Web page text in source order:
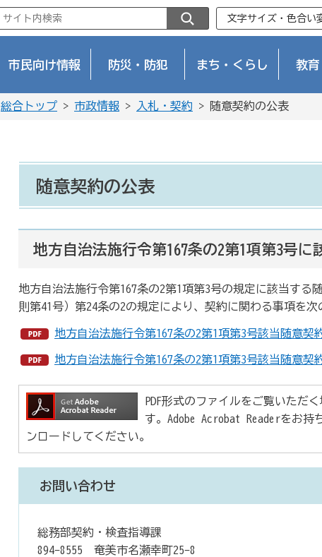
文字サイズ・色合い
市民向け情報 防災・防犯 まち・くらし 教育
総合トップ > 市政情報 > 入札・契約 > 随意契約の公表
随意契約の公表
地方自治法施行令第167条の2第1項第3号に
地方自治法施行令第167条の2第1項第3号の規定に該当する
則第41号）第24条の2の規定により、契約に関わる事項を次
地方自治法施行令第167条の2第1項第3号該当随意契
地方自治法施行令第167条の2第1項第3号該当随意契
PDF形式のファイルをご覧いただ
す。Adobe Acrobat Readerをお持
ンロードしてください。
お問い合わせ
総務部契約・検査指導課
894-8555 奄美市名瀬幸町25-8